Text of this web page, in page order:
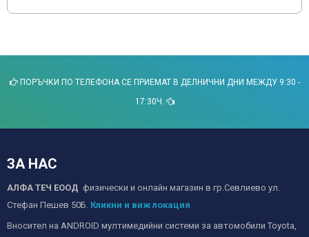
ПОРЪЧКИ ПО ТЕЛЕФОНА СЕ ПРИЕМАТ В ДЕЛНИЧНИ ДНИ МЕЖДУ 9:30 -
17:30Ч.
ЗА НАС
АЛФА ТЕЧ ЕООД физически и онлайн магазин в гр.Севлиево ул.
Стефан Пешев 50Б. Кликни и виж локация
Вносител на ANDROID мултимедийни системи за автомобили Toyota,